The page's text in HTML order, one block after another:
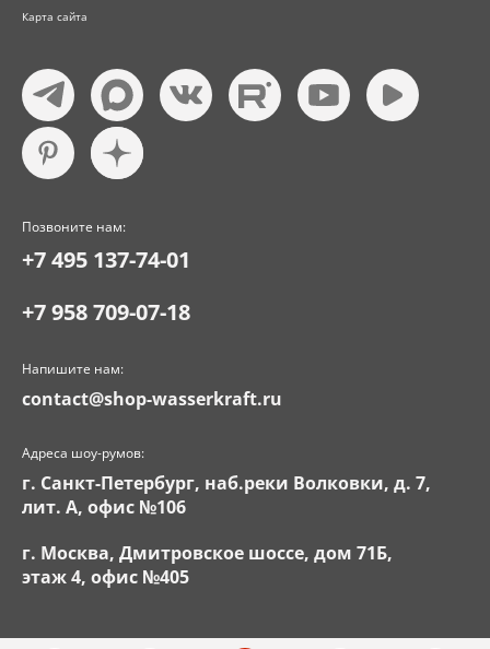
Карта сайта
Позвоните нам:
+7 495 137-74-01
+7 958 709-07-18
Напишите нам:
contact@shop-wasserkraft.ru
Адреса шоу-румов:
г. Санкт-Петербург, наб.реки Волковки, д. 7,
лит. А, офис №106
г. Москва, Дмитровское шоссе, дом 71Б,
этаж 4, офис №405